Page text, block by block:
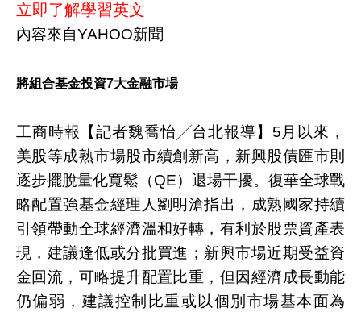
立即了解學習英文
內容來自YAHOO新聞
將組合基金投資7大金融市場
工商時報【記者魏喬怡╱台北報導】5月以來，
美股等成熟市場股市續創新高，新興股債匯市則
逐步擺脫量化寬鬆（QE）退場干擾。復華全球戰
略配置強基金經理人劉明滄指出，成熟國家持續
引領帶動全球經濟溫和好轉，有利於股票資產表
現，建議逢低或分批買進；新興市場近期受益資
金回流，可略提升配置比重，但因經濟成長動能
仍偏弱，建議控制比重或以個別市場基本面為